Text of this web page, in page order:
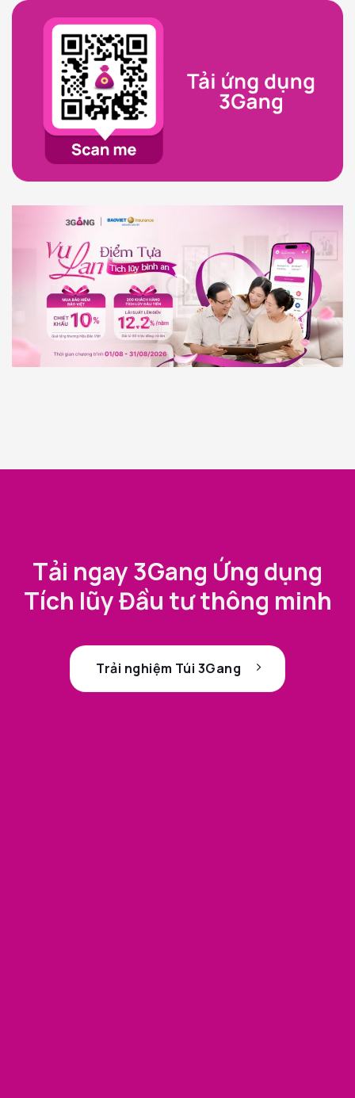
Tải ngay 3Gang Ứng dụng
Tích lũy Đầu tư thông minh
Trải nghiệm Túi 3Gang